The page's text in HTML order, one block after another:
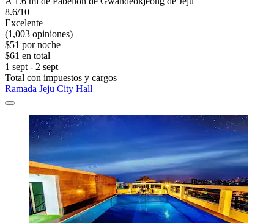
8.6/10
Excelente
(1,003 opiniones)
$51 por noche
$61 en total
1 sept - 2 sept
Total con impuestos y cargos
Ramada Jeju City Hall